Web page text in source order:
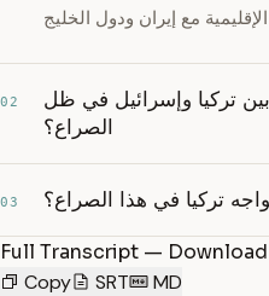
02
تركيا وإسرائيل في ظل
الصراع؟
03 تركيا في هذا الصراع؟
Full Transcript — Download
Copy
SRT MD